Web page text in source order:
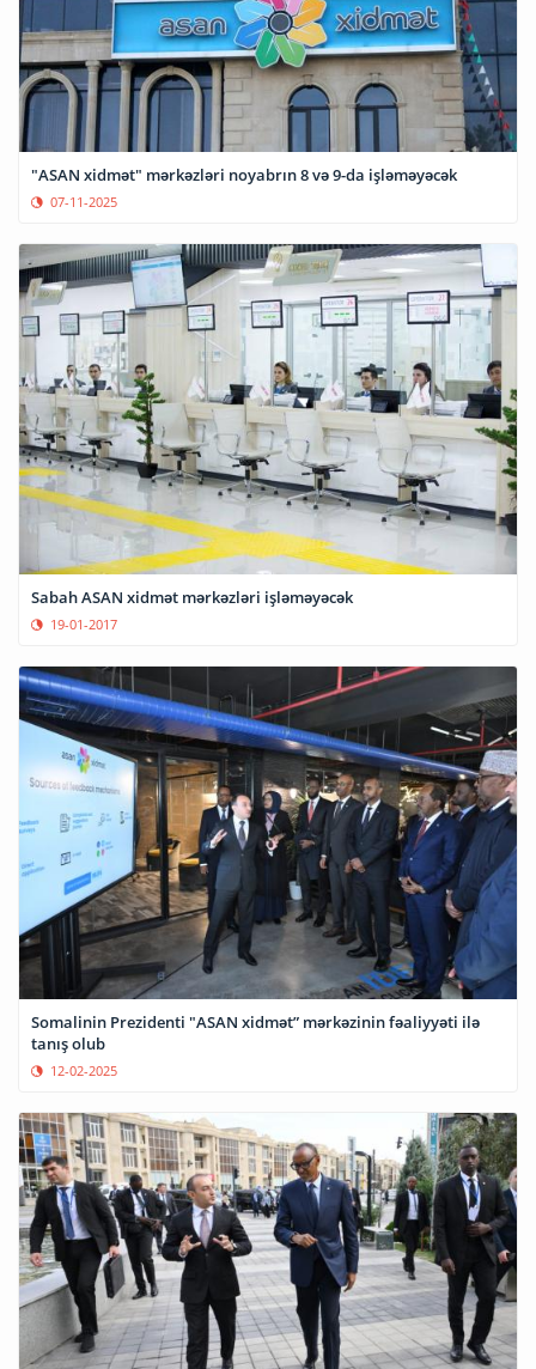
"ASAN xidmət" mərkəzləri noyabrın 8 və 9-da işləməyəcək
07-11-2025
Sabah ASAN xidmət mərkəzləri işləməyəcək
19-01-2017
Somalinin Prezidenti "ASAN xidmət” mərkəzinin fəaliyyəti ilə
tanış olub
12-02-2025